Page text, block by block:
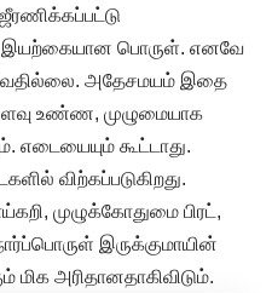
இயற்கையான பொருள். எனவே
அதேசமயம் இதை
உண்ண, முழுமையாக
எடையையும் கூட்டாது.
விற்கப்படுகிறது.
முழுக்கோதுமை பிரட்,
இருக்குமாயின்
மிக அரிதானதாகிவிடும்.